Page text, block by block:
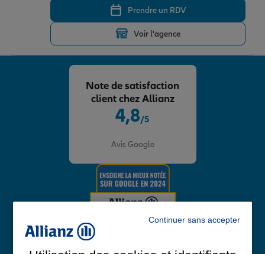
Prendre un RDV
Voir l'agence
4,8/5
Avis Google
Note de satisfaction
client chez Allianz
Continuer sans accepter